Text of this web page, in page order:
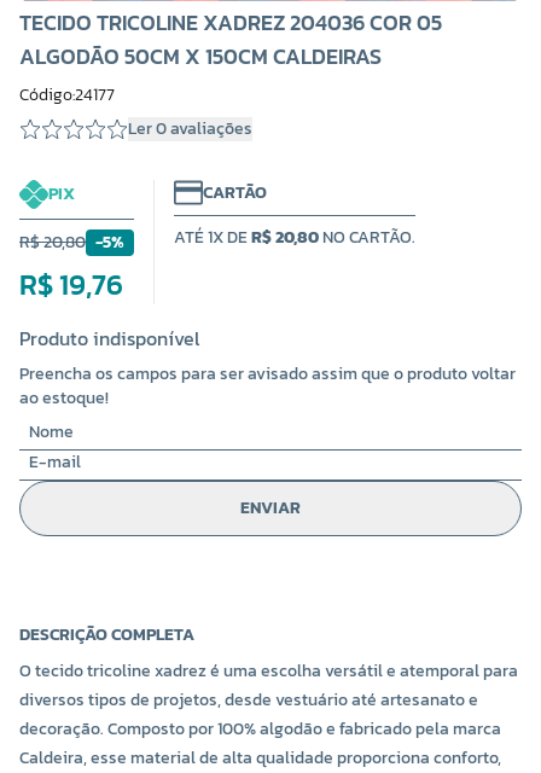
TECIDO TRICOLINE XADREZ 204036 COR 05
ALGODÃO 50CM X 150CM CALDEIRAS
Código:24177
Ler 0 avaliações
PIX
R$ 20,80 -5%
R$ 19,76
CARTÃO
ATÉ 1X DER$ 20,80NO CARTÃO.
Produto indisponível
Preencha os campos para ser avisado assim que o produto voltar
ao estoque!
ENVIAR
DESCRIÇÃO COMPLETA
O tecido tricoline xadrez é uma escolha versátil e atemporal para
diversos tipos de projetos, desde vestuário até artesanato e
decoração. Composto por 100% algodão e fabricado pela marca
Caldeira, esse material de alta qualidade proporciona conforto,